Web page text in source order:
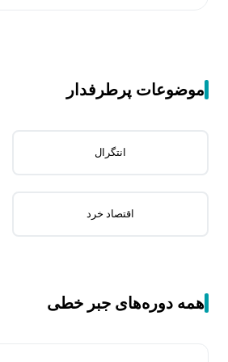
موضوعات پرطرفدار
انتگرال
اقتصاد خرد
همه دوره‌های جبر خطی